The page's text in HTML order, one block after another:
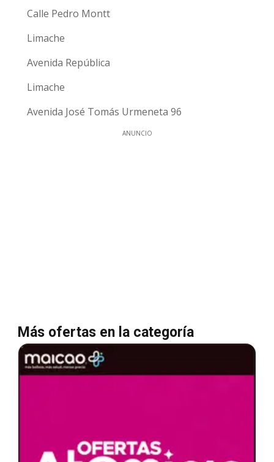
Calle Pedro Montt
Limache
Avenida República
Limache
Avenida José Tomás Urmeneta 96
ANUNCIO
Más ofertas en la categoría